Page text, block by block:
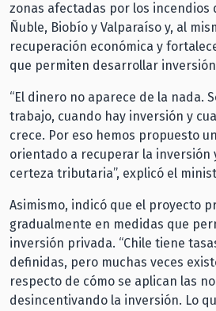
zonas afectadas por los incendios
Ñuble, Biobío y Valparaíso y, al
recuperación económica y
que permiten desarrollar
“El dinero no aparece de la nada.
trabajo, cuando hay inversión y
crece. Por eso hemos propuesto
orientado a recuperar la inversión
certeza tributaria”, explicó el
Asimismo, indicó que el proyecto
gradualmente en medidas que
inversión privada. “Chile tiene
definidas, pero muchas veces
respecto de cómo se aplican las
desincentivando la inversión. Lo